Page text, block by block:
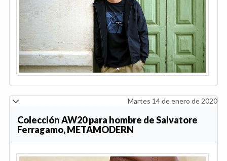
Martes 14 de enero de 2020
Colección AW20 para hombre de Salvatore
Ferragamo, METAMODERN